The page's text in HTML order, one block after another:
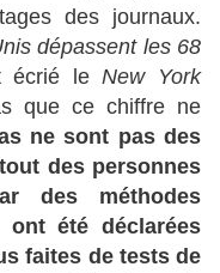
des journaux.
dépassent les 68
écrié leNew York
que ce chiffre ne
ne sont pas des
des personnes
des méthodes
ont été déclarées
faites de tests de